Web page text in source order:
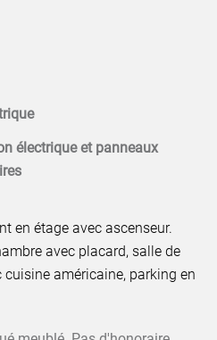
électrique et panneaux
en étage avec ascenseur.
avec placard, salle de
américaine, parking en